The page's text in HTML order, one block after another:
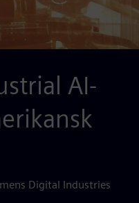
AI-
Digital Industries